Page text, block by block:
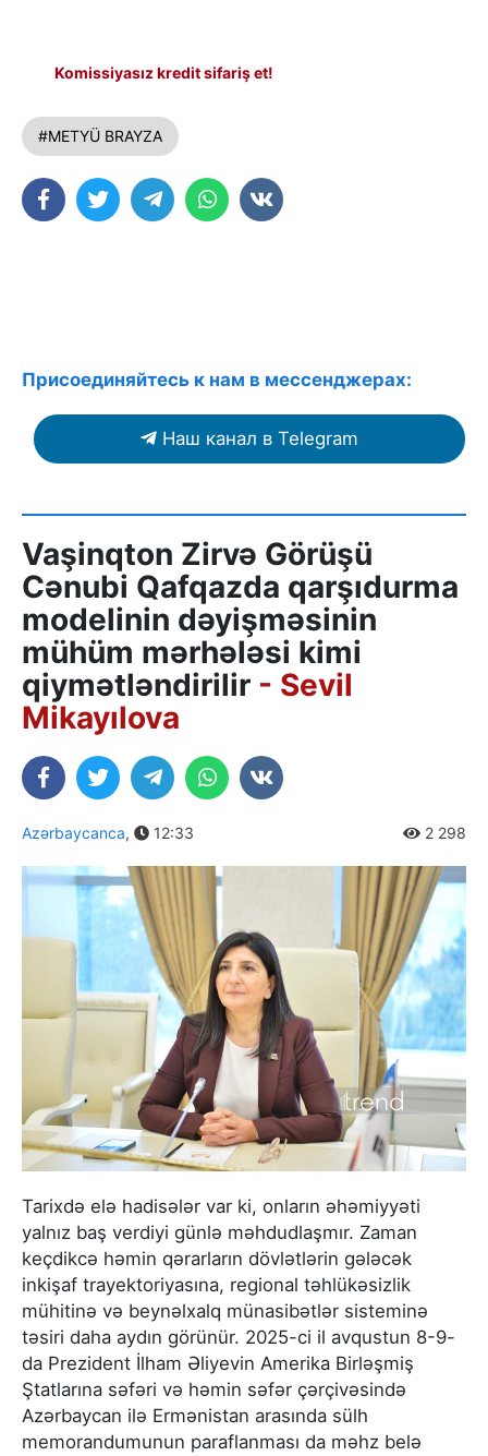
Komissiyasız kredit sifariş et!
#METYÜ BRAYZA
Присоединяйтесь к нам в мессенджерах:
Наш канал в Telegram
Vaşinqton Zirvə Görüşü
Cənubi Qafqazda qarşıdurma
modelinin dəyişməsinin
mühüm mərhələsi kimi
qiymətləndirilir - Sevil
Mikayılova
Azərbaycanca, 12:33 2 298
Tarixdə elə hadisələr var ki, onların əhəmiyyəti
yalnız baş verdiyi günlə məhdudlaşmır. Zaman
keçdikcə həmin qərarların dövlətlərin gələcək
inkişaf trayektoriyasına, regional təhlükəsizlik
mühitinə və beynəlxalq münasibətlər sisteminə
təsiri daha aydın görünür. 2025-ci il avqustun 8-9-
da Prezident İlham Əliyevin Amerika Birləşmiş
Ştatlarına səfəri və həmin səfər çərçivəsində
Azərbaycan ilə Ermənistan arasında sülh
memorandumunun paraflanması da məhz belə